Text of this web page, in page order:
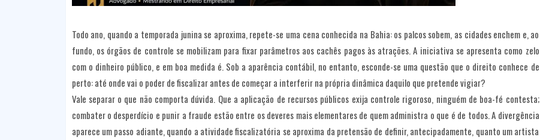
Todo ano, quando a temporada junina se aproxima, repete-se uma cena conhecida na Bahia: os palcos sobem, as cidades enchem e, ao
fundo, os órgãos de controle se mobilizam para fixar parâmetros aos cachês pagos às atrações. A iniciativa se apresenta como zelo
com o dinheiro público, e em boa medida é. Sob a aparência contábil, no entanto, esconde-se uma questão que o direito conhece de
perto: até onde vai o poder de fiscalizar antes de começar a interferir na própria dinâmica daquilo que pretende vigiar?
Vale separar o que não comporta dúvida. Que a aplicação de recursos públicos exija controle rigoroso, ninguém de boa-fé contesta;
combater o desperdício e punir a fraude estão entre os deveres mais elementares de quem administra o que é de todos. A divergência
aparece um passo adiante, quando a atividade fiscalizatória se aproxima da pretensão de definir, antecipadamente, quanto um artista